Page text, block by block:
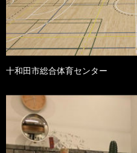
十和田市総合体育センター